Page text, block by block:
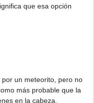
que esa opción
un meteorito, pero no
más probable que la
en la cabeza.